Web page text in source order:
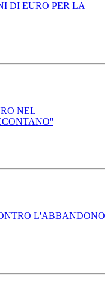
DI EURO PER LA
NEL
L'ABBANDONO